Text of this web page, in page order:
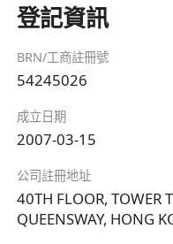
登記資訊
BRN/工商註冊號
54245026
成立日期
2007-03-15
公司註冊地址
40TH FLOOR, TOWER
QUEENSWAY, HONG